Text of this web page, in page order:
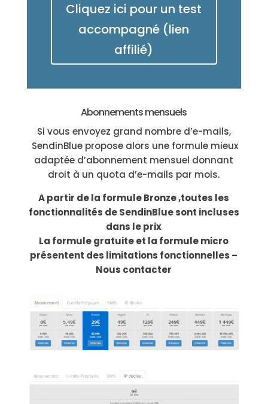
Cliquez ici pour un test
accompagné (lien
affilié)
Abonnements mensuels
Si vous envoyez grand nombre d’e-mails,
SendinBlue propose alors une formule mieux
adaptée d’abonnement mensuel donnant
droit à un quota d’e-mails par mois.
A partir de la formule Bronze ,toutes les
fonctionnalités de SendinBlue sont incluses
dans le prix
La formule gratuite et la formule micro
présentent des limitations fonctionnelles –
Nous contacter